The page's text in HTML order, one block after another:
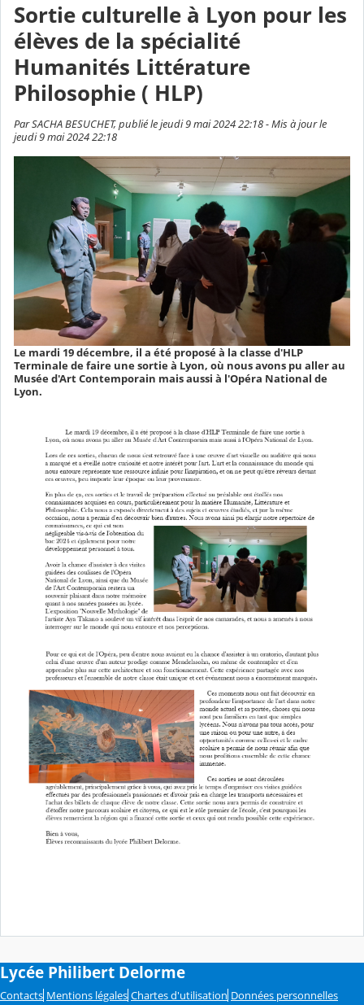
Sortie culturelle à Lyon pour les
élèves de la spécialité
Humanités Littérature
Philosophie ( HLP)
Par SACHA BESUCHET, publié le jeudi 9 mai 2024 22:18 - Mis à jour le
jeudi 9 mai 2024 22:18
Le mardi 19 décembre, il a été proposé à la classe d'HLP
Terminale de faire une sortie à Lyon, où nous avons pu aller au
Musée d'Art Contemporain mais aussi à l'Opéra National de
Lyon.
Lycée Philibert Delorme
Contacts Mentions légales Chartes d'utilisation Données personnelles